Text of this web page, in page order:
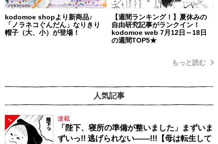
kodomoe shopより新商品♪
「ノラネコぐんだん」なりきり
帽子（大、小）が登場！
【週間ランキング！】夏休みの
自由研究記事がランクイン！
kodomoe web 7月12日～18日
の週間TOP5★
もっと読む
人気記事
1 連載
「陛下、寝所の準備が整いました」まずいま
ずいっ!! 逃げられない――!!!【母は転生して